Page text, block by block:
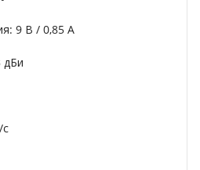
9 В / 0,85 А
дБи